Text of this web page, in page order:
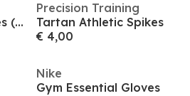
Pyramid Athletic Spikes (Single)
Precision Training
Tartan Athletic Spikes
€ 4,00
Nike
Gym Essential Gloves